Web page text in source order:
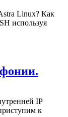
Linux? Как
используя
IP
к